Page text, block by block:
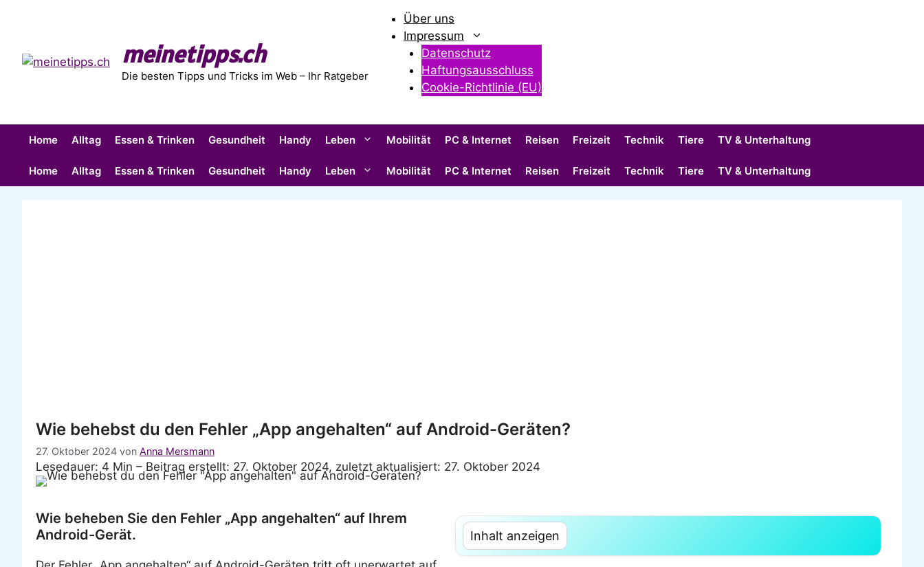
meinetipps.ch
Die besten Tipps und Tricks im Web – Ihr Ratgeber
Über uns
Impressum
Datenschutz
Haftungsausschluss
Cookie-Richtlinie (EU)
Home Alltag Essen & Trinken Gesundheit Handy Leben Mobilität PC & Internet Reisen Freizeit Technik Tiere TV & Unterhaltung
Home Alltag Essen & Trinken Gesundheit Handy Leben Mobilität PC & Internet Reisen Freizeit Technik Tiere TV & Unterhaltung
Wie behebst du den Fehler „App angehalten“ auf Android-Geräten?
27. Oktober 2024 von Anna Mersmann
Lesedauer: 4 Min – Beitrag erstellt: 27. Oktober 2024, zuletzt aktualisiert: 27. Oktober 2024
Inhalt anzeigen
Wie beheben Sie den Fehler „App angehalten“ auf Ihrem
Android-Gerät.